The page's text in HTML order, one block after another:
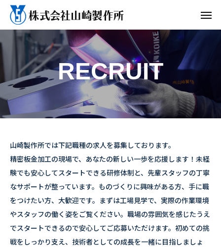
RECRUIT
山崎製作所では下記職種の求人を募集しております。
精密板金加工の現場で、あなたの新しい一歩を応援します！未経
験でも安心してスタートできる研修体制と、先輩スタッフの丁寧
なサポートが整っています。ものづくりに興味がある方、手に職
をつけたい方、大歓迎です。まずは工場見学で、実際の作業環境
やスタッフの働く姿をご覧ください。職場の雰囲気を感じたうえ
でスタートできるので安心してご応募いただけます。初めての挑
戦をしっかり支え、技術者としての成長を一緒に目指しましょ